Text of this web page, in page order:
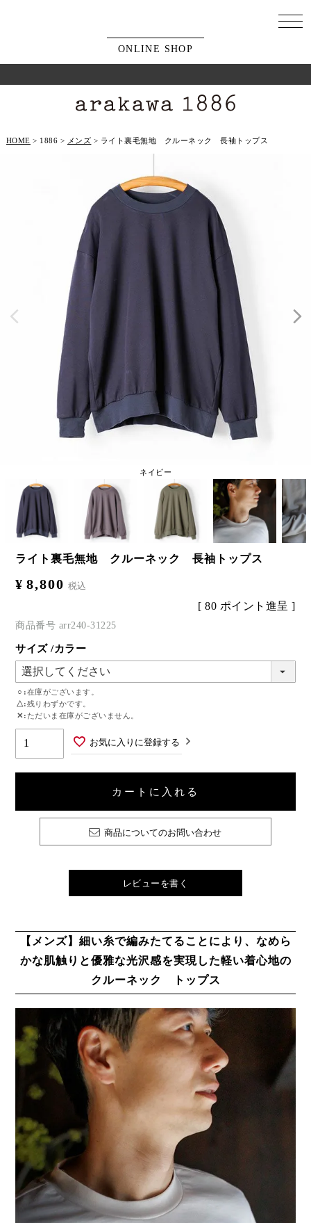
ONLINE SHOP
HOME 1886 メンズ ライト裏毛無地 クルーネック 長袖トップス
ネイビー
ライト裏毛無地 クルーネック 長袖トップス
¥ 8,800 税込
[ 80 ポイント進呈 ]
商品番号 arr240-31225
サイズ カラー
○
在庫がございます。
△ 残りわずかです。
✕
ただいま在庫がございません。
お気に入りに登録する
カートに入れる
商品についてのお問い合わせ
レビューを書く
【メンズ】細い糸で編みたてることにより、なめら
かな肌触りと優雅な光沢感を実現した軽い着心地の
クルーネック トップス